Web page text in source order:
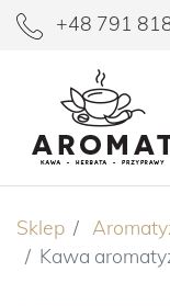
+48 791
Sklep
Kawa